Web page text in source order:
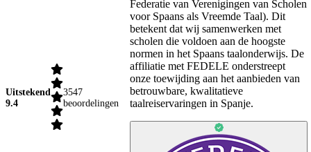
Uitstekend
9.4
3547
beoordelingen
Federatie van Verenigingen van Scholen
voor Spaans als Vreemde Taal). Dit
betekent dat wij samenwerken met
scholen die voldoen aan de hoogste
normen in het Spaans taalonderwijs. De
affiliatie met FEDELE onderstreept
onze toewijding aan het aanbieden van
betrouwbare, kwalitatieve
taalreiservaringen in Spanje.